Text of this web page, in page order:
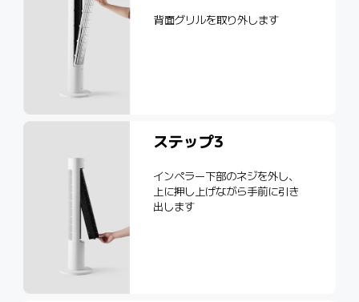
背面グリルを取り外します
ステップ3
インペラー下部のネジを外し、
上に押し上げながら手前に引き
出します